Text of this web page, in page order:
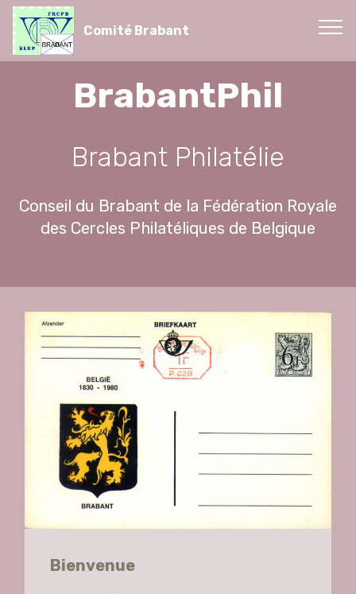
Comité Brabant
BrabantPhil
Brabant Philatélie
Conseil du Brabant de la Fédération Royale
des Cercles Philatéliques de Belgique
Bienvenue